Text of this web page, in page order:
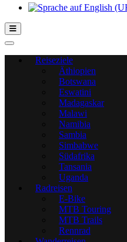
Hamburger Toggle-Menü
Reiseziele
Äthiopien
Botswana
Eswatini
Madagaskar
Malawi
Namibia
Sambia
Simbabwe
Südafrika
Tansania
Uganda
Radreisen
E-Bike
MTB Touring
MTB Trails
Rennrad